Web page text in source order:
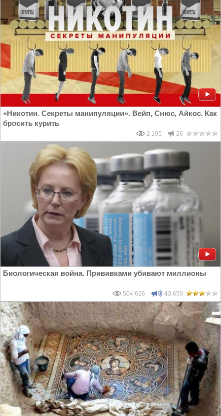
«Никотин. Секреты манипуляции». Вейп, Снюс, Айкос. Как
бросить курить
2 195 26
Биологическая война. Прививками убивают миллионы
504 626 43 650